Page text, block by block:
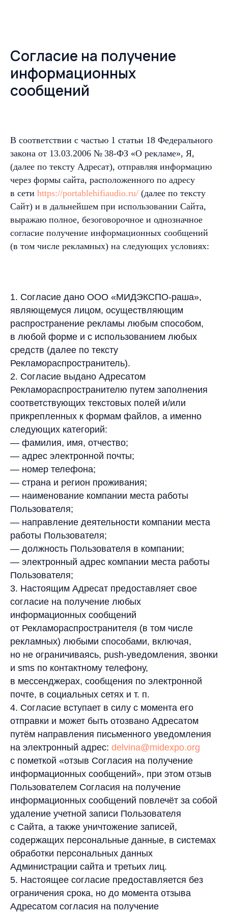
Согласие на получение
информационных
сообщений
В соответствии с частью 1 статьи 18 Федерального
закона от 13.03.2006 № 38-ФЗ «О рекламе», Я,
(далее по тексту Адресат), отправляя информацию
через формы сайта, расположенного по адресу
в сети https://portablehifiaudio.ru/ (далее по тексту
Сайт) и в дальнейшем при использовании Сайта,
выражаю полное, безоговорочное и однозначное
согласие получение информационных сообщений
(в том числе рекламных) на следующих условиях:
1. Согласие дано ООО «МИДЭКСПО-раша»,
являющемуся лицом, осуществляющим
распространение рекламы любым способом,
в любой форме и с использованием любых
средств (далее по тексту
Рекламораспространитель).
2. Согласие выдано Адресатом
Рекламораспространителю путем заполнения
соответствующих текстовых полей и/или
прикрепленных к формам файлов, а именно
следующих категорий:
— фамилия, имя, отчество;
— адрес электронной почты;
— номер телефона;
— страна и регион проживания;
— наименование компании места работы
Пользователя;
— направление деятельности компании места
работы Пользователя;
— должность Пользователя в компании;
— электронный адрес компании места работы
Пользователя;
3. Настоящим Адресат предоставляет свое
согласие на получение любых
информационных сообщений
от Рекламораспространителя (в том числе
рекламных) любыми способами, включая,
но не ограничиваясь, push-уведомления, звонки
и sms по контактному телефону,
в мессенджерах, сообщения по электронной
почте, в социальных сетях и т. п.
4. Согласие вступает в силу с момента его
отправки и может быть отозвано Адресатом
путём направления письменного уведомления
на электронный адрес: delvina@midexpo.org
с пометкой «отзыв Согласия на получение
информационных сообщений», при этом отзыв
Пользователем Согласия на получение
информационных сообщений повлечёт за собой
удаление учетной записи Пользователя
с Сайта, а также уничтожение записей,
содержащих персональные данные, в системах
обработки персональных данных
Администрации сайта и третьих лиц.
5. Настоящее согласие предоставляется без
ограничения срока, но до момента отзыва
Адресатом согласия на получение